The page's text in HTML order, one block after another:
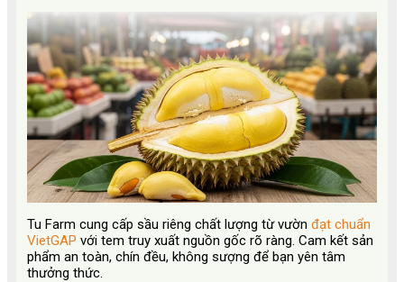
Tu Farm cung cấp sầu riêng chất lượng từ vườn đạt chuẩn
VietGAP với tem truy xuất nguồn gốc rõ ràng. Cam kết sản
phẩm an toàn, chín đều, không sượng để bạn yên tâm
thưởng thức.